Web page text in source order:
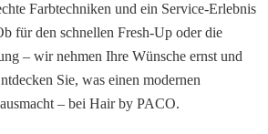
Farbtechniken und ein Service-Erlebnis
für den schnellen Fresh-Up oder die
– wir nehmen Ihre Wünsche ernst und
Sie, was einen modernen
– bei Hair by PACO.